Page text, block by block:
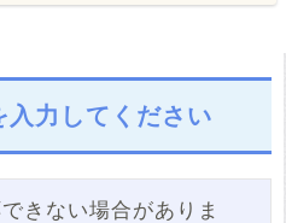
力してください
きない場合がありま